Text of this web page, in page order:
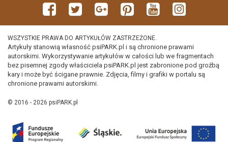
WSZYSTKIE PRAWA DO ARTYKUŁÓW ZASTRZEŻONE.
Artykuły stanowią własność psiPARK.pl i są chronione prawami
autorskimi. Wykorzystywanie artykułów w całości lub we fragmentach
bez pisemnej zgody właściciela psiPARK.pl jest zabronione pod groźbą
kary i może być ścigane prawnie. Zdjęcia, filmy i grafiki w portalu są
chronione prawami autorskimi.
© 2016 - 2026 psiPARK.pl